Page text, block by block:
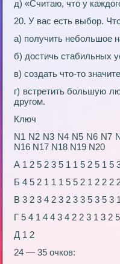
д) «Считаю, что у
20. У вас есть выбор.
а) получить небольшое
б) достичь стабильных
в) создать что-то
г) встретить большую
другом.
Ключ
N1 N2 N3 N4 N5 N6 N7
N16 N17 N18 N19 N20
А 1 2 5 2 3 5 1 1 5 2 5 1 5
Б 4 5 2 1 1 1 5 5 2 1 2 2 2
В 3 2 3 4 2 3 2 3 3 5 3 5 3
Г 5 4 1 4 4 3 4 2 2 3 1 3 2
Д 1 2
24 — 35 очков: